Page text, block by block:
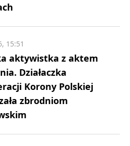
aktywistka z aktem
Działaczka
Korony Polskiej
zbrodniom
15:51